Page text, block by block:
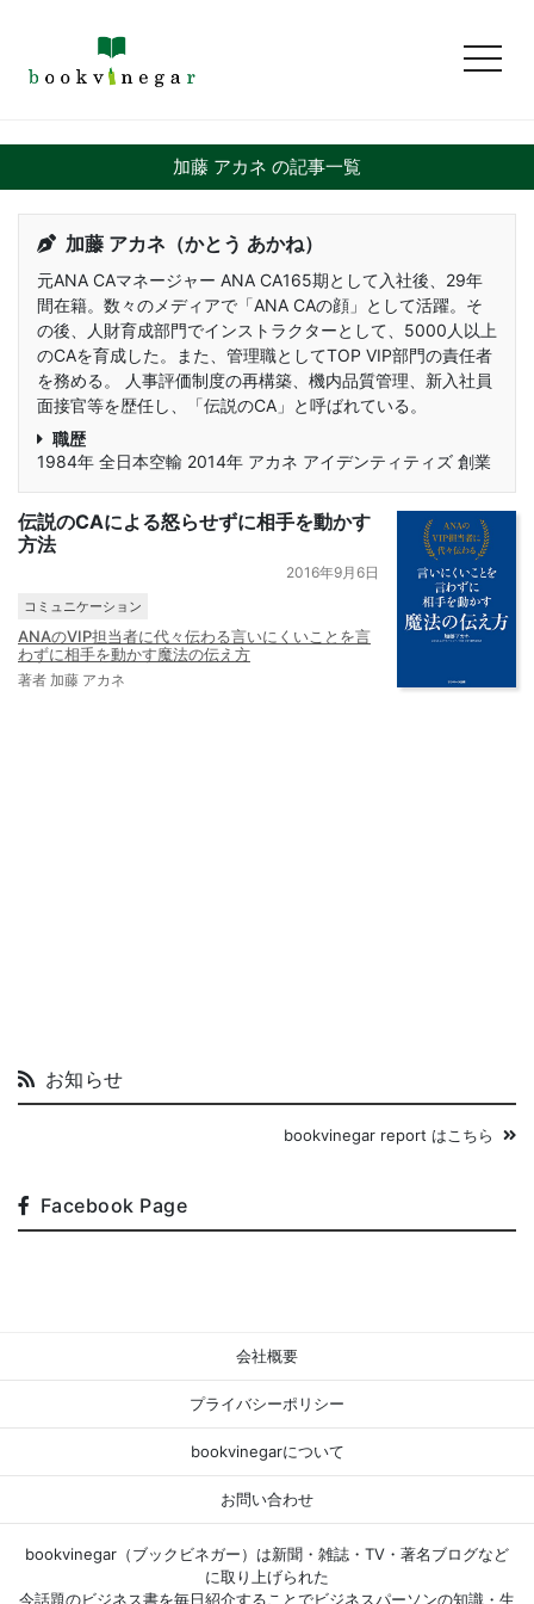
加藤 アカネ の記事一覧
加藤 アカネ（かとう あかね）
元ANA CAマネージャー ANA CA165期として入社後、29年
間在籍。数々のメディアで「ANA CAの顔」として活躍。そ
の後、人財育成部門でインストラクターとして、5000人以上
のCAを育成した。また、管理職としてTOP VIP部門の責任者
を務める。 人事評価制度の再構築、機内品質管理、新入社員
面接官等を歴任し、「伝説のCA」と呼ばれている。
職歴
1984年 全日本空輸 2014年 アカネ アイデンティティズ 創業
伝説のCAによる怒らせずに相手を動かす
方法
2016年9月6日
コミュニケーション
ANAのVIP担当者に代々伝わる言いにくいことを言
わずに相手を動かす魔法の伝え方
著者 加藤 アカネ
お知らせ
bookvinegar report はこちら
Facebook Page
会社概要
プライバシーポリシー
bookvinegarについて
お問い合わせ
bookvinegar（ブックビネガー）は新聞・雑誌・TV・著名ブログなど
に取り上げられた
今話題のビジネス書を毎日紹介することでビジネスパーソンの知識・生